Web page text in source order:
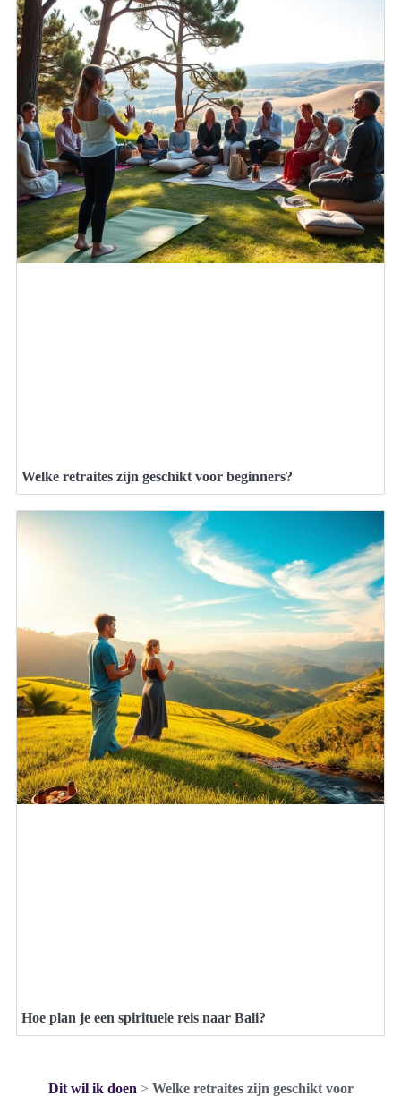
Welke retraites zijn geschikt voor beginners?
Hoe plan je een spirituele reis naar Bali?
Dit wil ik doen > Welke retraites zijn geschikt voor